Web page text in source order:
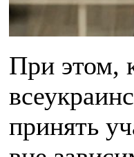
При этом,
принять